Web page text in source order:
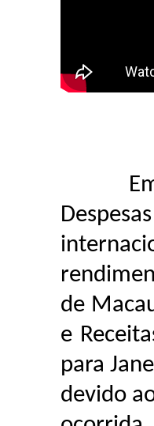
Em
de
e
para
devido